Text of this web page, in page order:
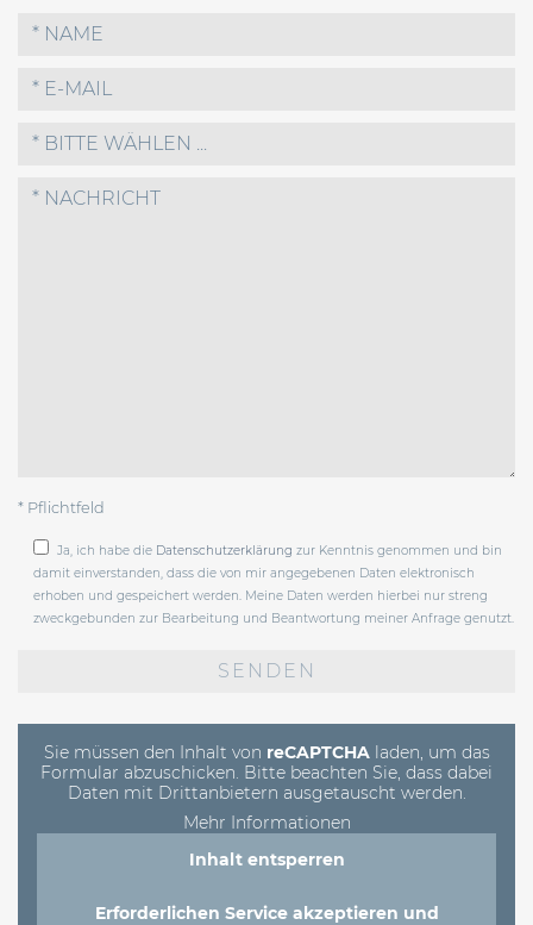
* BITTE WÄHLEN ...
* Pflichtfeld
Ja, ich habe die Datenschutzerklärung zur Kenntnis genommen und bin
damit einverstanden, dass die von mir angegebenen Daten elektronisch
erhoben und gespeichert werden. Meine Daten werden hierbei nur streng
zweckgebunden zur Bearbeitung und Beantwortung meiner Anfrage genutzt.
Sie müssen den Inhalt von reCAPTCHAladen, um das
Formular abzuschicken. Bitte beachten Sie, dass dabei
Daten mit Drittanbietern ausgetauscht werden.
Mehr Informationen
Inhalt entsperren
Erforderlichen Service akzeptieren und